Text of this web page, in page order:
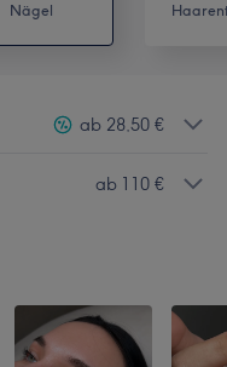
Nägel
ab 28,50 €
ab 110 €